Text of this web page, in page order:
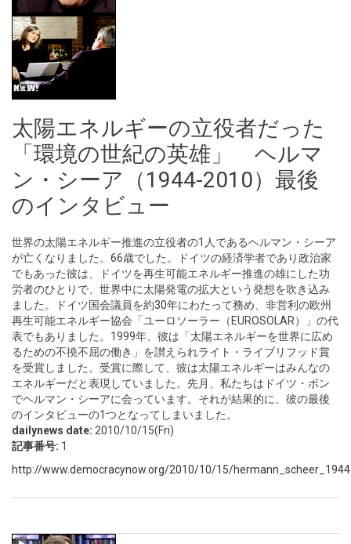
太陽エネルギーの立役者だった
「環境の世紀の英雄」 ヘルマ
ン・シーア（1944-2010）最後
のインタビュー
世界の太陽エネルギー推進の立役者の1人であるヘルマン・シーア
が亡くなりました。66歳でした。ドイツの経済学者であり政治家
でもあった彼は、ドイツを再生可能エネルギー推進の雄にした功
労者のひとりで、世界中に太陽発電の拡大という発想を吹き込み
ました。ドイツ国会議員を約30年にわたって務め、非営利の欧州
再生可能エネルギー協会「ユーロソーラー（EUROSOLAR）」の代
表でもありました。1999年、彼は「太陽エネルギーを世界に広め
るための不撓不屈の働き」を讃えられライト・ライブリフッド賞
を受賞しました。受賞に際して、彼は太陽エネルギーはみんなの
エネルギーだと表現していました。先月、私たちはドイツ・ボン
でヘルマン・シーアに会っています。それが結果的に、彼の最後
のインタビューの1つとなってしまいました。
dailynews date: 2010/10/15(Fri)
記事番号: 1
http://www.democracynow.org/2010/10/15/